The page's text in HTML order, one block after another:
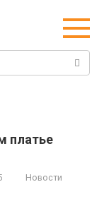
платье
Новости